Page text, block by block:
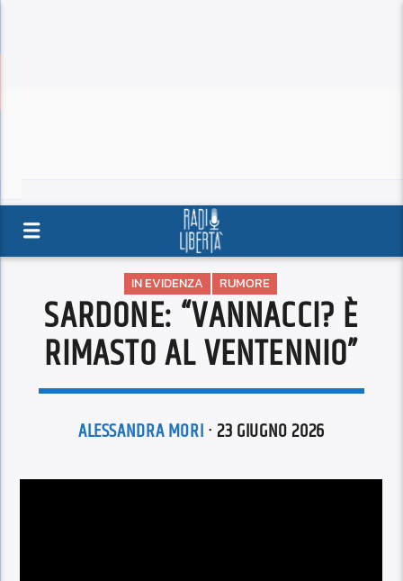
IN EVIDENZA RUMORE
SARDONE: “VANNACCI? È
RIMASTO AL VENTENNIO”
ALESSANDRA MORI· 23 GIUGNO 2026